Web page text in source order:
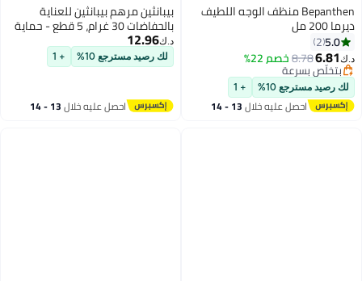
Bepanthen منظف الوجه اللطيف
ديرما 200 مل
5.0
2
د.ك‏6.81
8.78خصم 22%
بتخلّص بسرعة
بتخلّص بسرعة
لك رصيد مسترجع 10% + 1
احصل عليه خلال 13 - 14
بيبانثين مرهم بيبانثين للعناية
بالحفاضات 30 غرام، 5 قطع - حماية
لطيفة وتخفيف لطفح الحفاضات عند
الأطفال
د.ك‏12.96
لك رصيد مسترجع 10% + 1
احصل عليه خلال 13 - 14